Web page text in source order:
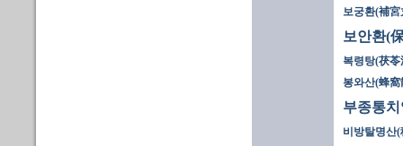
보궁환(補宮
보안환(
복령탕(茯苓
봉와산(蜂窩
부종통
비방탈명산